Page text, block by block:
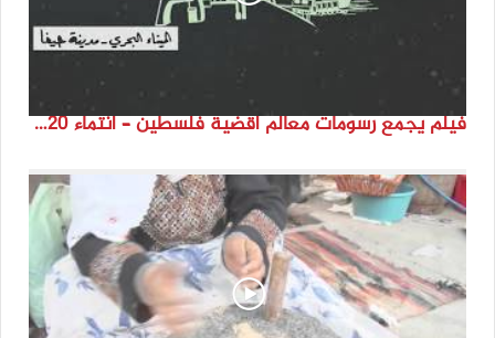
فيلم يجمع رسومات معالم أقضية فلسطين – انتماء 2020